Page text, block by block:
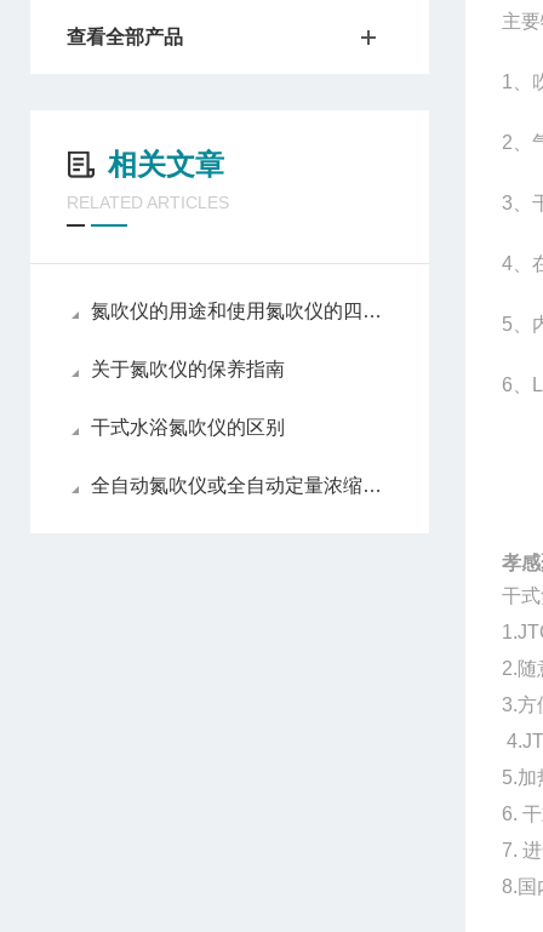
查看全部产品
相关文章
RELATED ARTICLES
氮吹仪的用途和使用氮吹仪的四大优势
关于氮吹仪的保养指南
干式水浴氮吹仪的区别
全自动氮吹仪或全自动定量浓缩仪如何做选择
主
1
2
3
4
5
6
孝
干
2.随
3.方
5.加
6.
7.
8.国